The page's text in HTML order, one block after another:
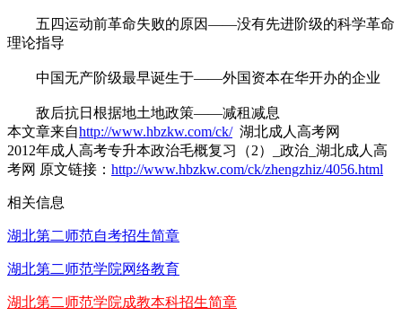
五四运动前革命失败的原因——没有先进阶级的科学革命
理论指导
中国无产阶级最早诞生于——外国资本在华开办的企业
敌后抗日根据地土地政策——减租减息
本文章来自http://www.hbzkw.com/ck/湖北成人高考网
2012年成人高考专升本政治毛概复习（2）_政治_湖北成人高
考网 原文链接： http://www.hbzkw.com/ck/zhengzhiz/4056.html
相关信息
湖北第二师范自考招生简章
湖北第二师范学院网络教育
湖北第二师范学院成教本科招生简章